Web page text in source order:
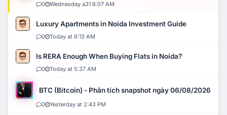
0 Wednesday a31 6:07 AM
Luxury Apartments in Noida Investment Guide
0 Today at 6:13 AM
Is RERA Enough When Buying Flats in Noida?
0 Today at 5:37 AM
BTC (Bitcoin) - Phân tích snapshot ngày 06/08/2026
0 Yesterday at 2:43 PM